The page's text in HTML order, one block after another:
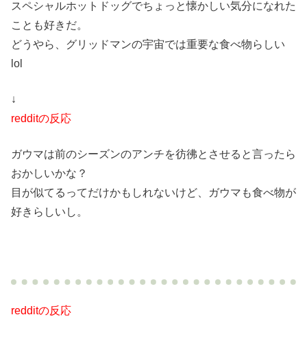
スペシャルホットドッグでちょっと懐かしい気分になれた
ことも好きだ。
どうやら、グリッドマンの宇宙では重要な食べ物らしい
lol
↓
redditの反応
ガウマは前のシーズンのアンチを彷彿とさせると言ったら
おかしいかな？
目が似てるってだけかもしれないけど、ガウマも食べ物が
好きらしいし。
redditの反応